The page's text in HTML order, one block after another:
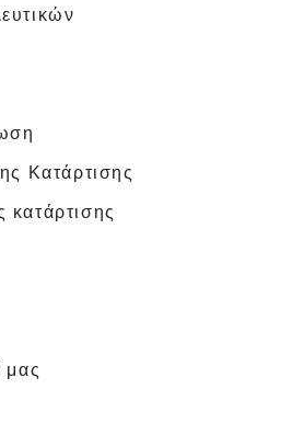
Κατάρτισης
μας